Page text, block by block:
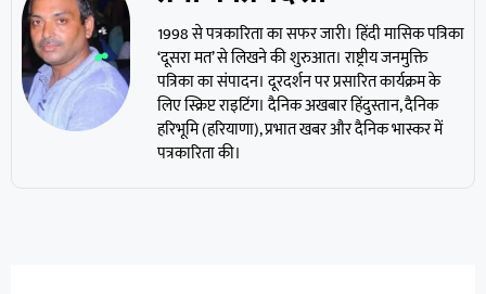
1998 से पत्रकारिता का सफर जारी। हिंदी मासिक पत्रिका
‘दूसरा मत’ से लिखने की शुरुआत। राष्ट्रीय जनमुक्ति
पत्रिका का संपादन। दूरदर्शन पर प्रसारित कार्यक्रम के
लिए स्क्रिप्ट राइटिंग। दैनिक अखबार हिंदुस्तान, दैनिक
हरिभूमि (हरियाणा), प्रभात खबर और दैनिक भास्कर में
पत्रकारिता की।